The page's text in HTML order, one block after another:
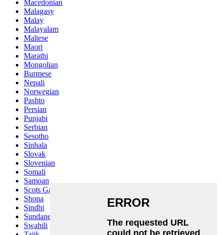
Macedonian
Malagasy
Malay
Malayalam
Maltese
Maori
Marathi
Mongolian
Burmese
Nepali
Norwegian
Pashto
Persian
Punjabi
Serbian
Sesotho
Sinhala
Slovak
Slovenian
Somali
Samoan
Scots Gaelic
Shona
Sindhi
Sundanese
Swahili